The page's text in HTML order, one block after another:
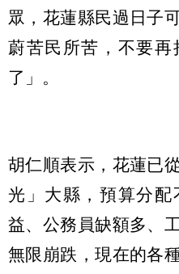
眾，花蓮縣民過日子
蔚苦民所苦，不要再
了」。
胡仁順表示，花蓮已
光」大縣，預算分配
益、公務員缺額多、
無限崩跌，現在的各